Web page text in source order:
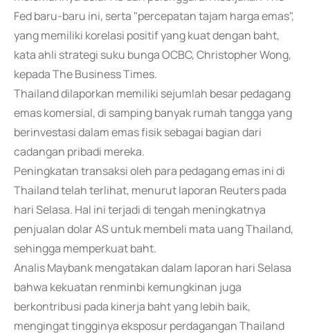
Fed baru-baru ini, serta "percepatan tajam harga emas",
yang memiliki korelasi positif yang kuat dengan baht,
kata ahli strategi suku bunga OCBC, Christopher Wong,
kepada The Business Times.
Thailand dilaporkan memiliki sejumlah besar pedagang
emas komersial, di samping banyak rumah tangga yang
berinvestasi dalam emas fisik sebagai bagian dari
cadangan pribadi mereka.
Peningkatan transaksi oleh para pedagang emas ini di
Thailand telah terlihat, menurut laporan Reuters pada
hari Selasa. Hal ini terjadi di tengah meningkatnya
penjualan dolar AS untuk membeli mata uang Thailand,
sehingga memperkuat baht.
Analis Maybank mengatakan dalam laporan hari Selasa
bahwa kekuatan renminbi kemungkinan juga
berkontribusi pada kinerja baht yang lebih baik,
mengingat tingginya eksposur perdagangan Thailand